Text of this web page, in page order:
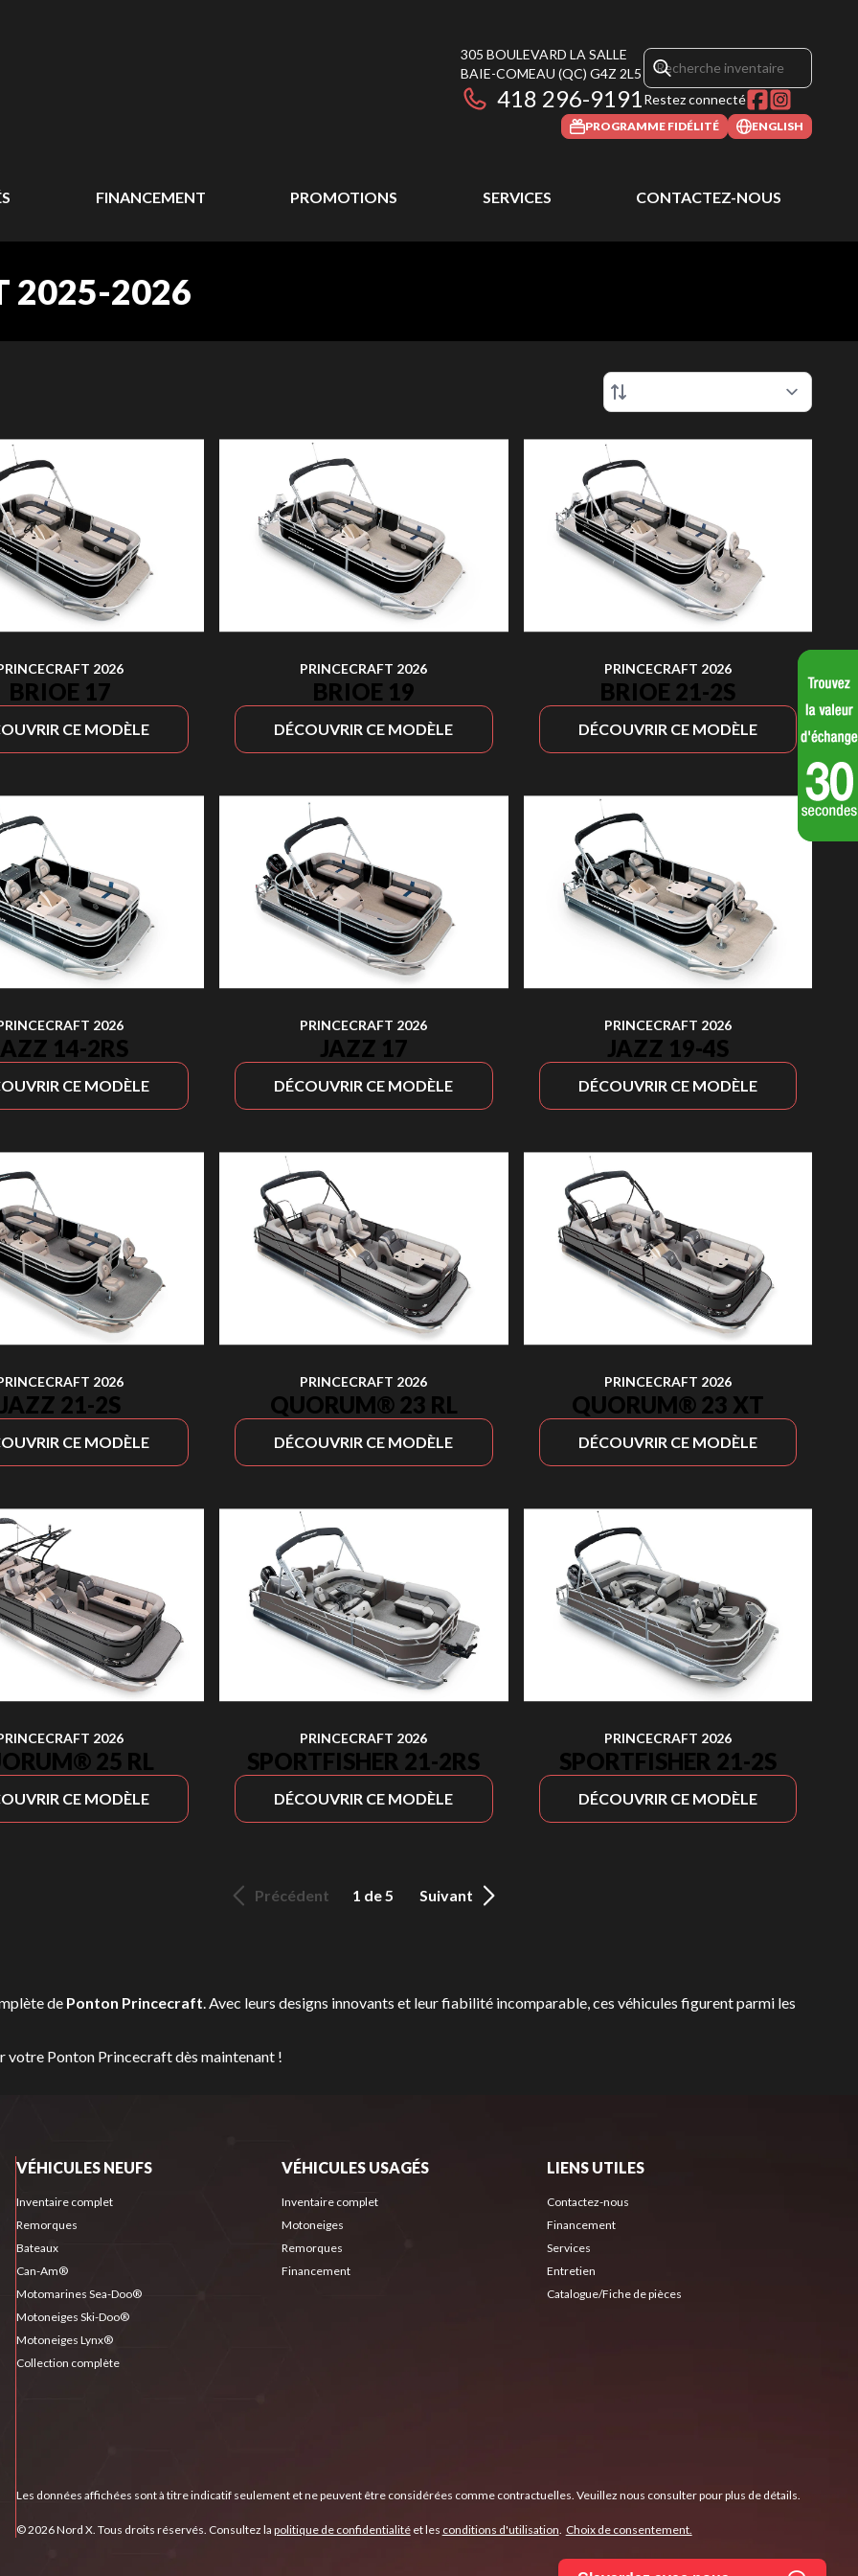
305 BOULEVARD LA SALLE
BAIE-COMEAU (QC) G4Z 2L5
418 296-9191Restez connecté
PROGRAMME FIDÉLITÉ ENGLISH
FINANCEMENT PROMOTIONS SERVICES CONTACTEZ-NOUS
2025-2026
2026
BRIOE 17
CE MODÈLE
PRINCECRAFT 2026
BRIOE 19
DÉCOUVRIR CE MODÈLE
PRINCECRAFT 2026
BRIOE 21-2S
DÉCOUVRIR CE MODÈLE
2026
14-2RS
CE MODÈLE
PRINCECRAFT 2026
JAZZ 17
DÉCOUVRIR CE MODÈLE
PRINCECRAFT 2026
JAZZ 19-4S
DÉCOUVRIR CE MODÈLE
2026
JAZZ 21-2S
CE MODÈLE
PRINCECRAFT 2026
QUORUM® 23 RL
DÉCOUVRIR CE MODÈLE
PRINCECRAFT 2026
QUORUM® 23 XT
DÉCOUVRIR CE MODÈLE
2026
25 RL
CE MODÈLE
PRINCECRAFT 2026
SPORTFISHER 21-2RS
DÉCOUVRIR CE MODÈLE
PRINCECRAFT 2026
SPORTFISHER 21-2S
DÉCOUVRIR CE MODÈLE
Précédent 1 de 5 Suivant
de Ponton Princecraft. Avec leurs designs innovants et leur fiabilité incomparable, ces véhicules figurent parmi les
votre Ponton Princecraft dès maintenant !
VÉHICULES NEUFS
Inventaire complet
Remorques
Bateaux
Can-Am®
Motomarines Sea-Doo®
Motoneiges Ski-Doo®
Motoneiges Lynx®
Collection complète
VÉHICULES USAGÉS
Inventaire complet
Motoneiges
Remorques
Financement
LIENS UTILES
Contactez-nous
Financement
Services
Entretien
Catalogue/Fiche de pièces
Les données affichées sont à titre indicatif seulement et ne peuvent être considérées comme contractuelles. Veuillez nous consulter pour plus de détails.
© 2026 Nord X. Tous droits réservés. Consultez la politique de confidentialitéet les conditions d'utilisation. Choix de consentement.